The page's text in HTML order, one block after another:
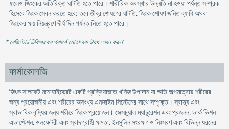
ফলেও জিংকের অতিরিক্ত ঘাটতি হতে পারে। শারীরিক অবস্থার উন্নতি না হওয়া পর্যন্ত সম্পূরক
হিসেবে জিংক সেবন করতে হবে; তবে তীব্র শোষণের ঘাটতি, জিংক শোষণ জনিত ব্যাধি অথবা
জিংকের ক্ষয় নিয়ন্ত্রণে দীর্ঘ দিন পর্যন্ত নিতে হতে পারে।
* রেজিস্টার্ড চিকিৎসকের পরামর্শ মোতাবেক ঔষধ সেবন করুন'
ফার্মাকোলজি
জিংক সালফেট মনোহাইড্রেট একটি প্রক্রিয়াজাত খনিজ উপাদান যা অতি অল্পমাত্রায় শরীরের
জন্য প্রয়োজনীয় এবং শরীরের অসংখ্য এনজাইম সিস্টেমের সাথে সম্পৃক্ত। স্বাস্থ্য এবং
স্বাভাবিক বৃদ্ধির জন্য শরীরে জিংক প্রয়োজন। সেক্সচুয়াল ম্যাচুরেশন এবং প্রজনন, ডার্ক ভিশন
এডাপ্টেশন, ওলফেক্টরী এবং স্বাদগ্রাহী ক্ষমতা, ইনসুলিন সংরক্ষণ ও নিঃসরণ এবং বিভিন্ন ধরনের